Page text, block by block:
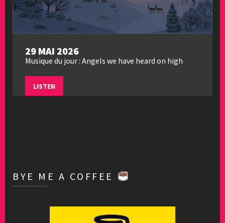
29 MAI 2026
Musique du jour : Angels we have heard on high
LISTEN
BYE ME A COFFEE